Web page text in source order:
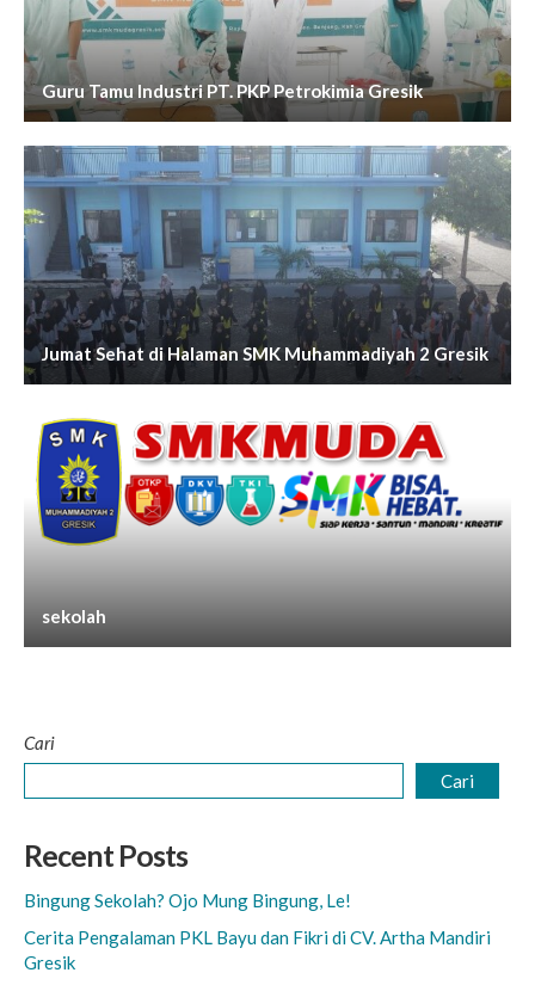
Guru Tamu Industri PT. PKP Petrokimia Gresik
Jumat Sehat di Halaman SMK Muhammadiyah 2 Gresik
sekolah
Cari
Cari
Recent Posts
Bingung Sekolah? Ojo Mung Bingung, Le!
Cerita Pengalaman PKL Bayu dan Fikri di CV. Artha Mandiri
Gresik